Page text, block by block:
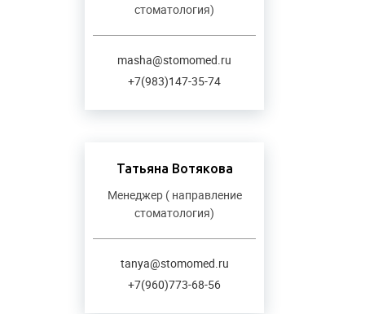
стоматология)
masha@stomomed.ru
+7(983)147-35-74
Татьяна Вотякова
Менеджер ( направление
стоматология)
tanya@stomomed.ru
+7(960)773-68-56